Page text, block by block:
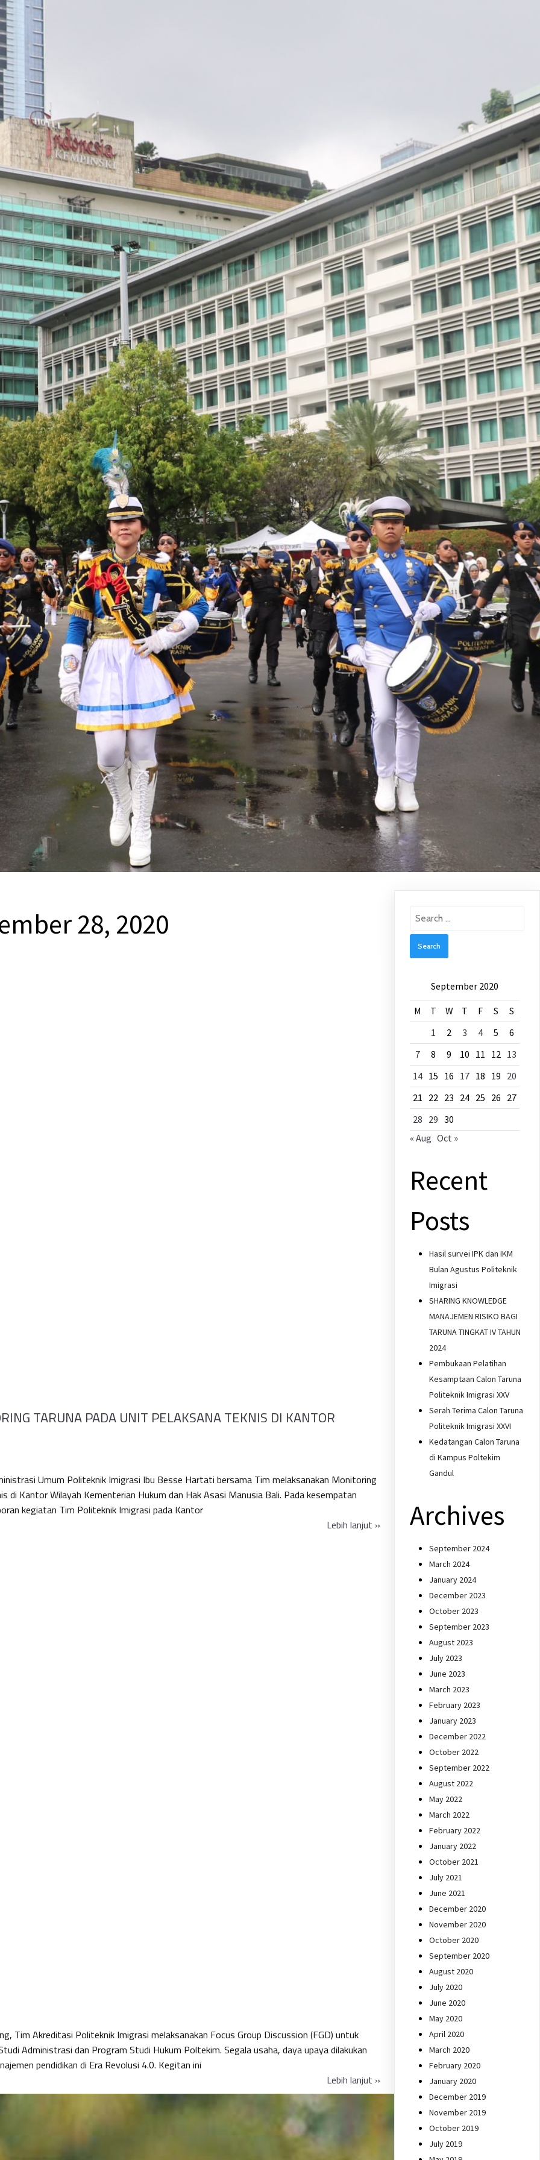
28, 2020
TARUNA PADA UNIT PELAKSANA TEKNIS DI KANTOR
Umum Politeknik Imigrasi Ibu Besse Hartati bersama Tim melaksanakan Monitoring
Kantor Wilayah Kementerian Hukum dan Hak Asasi Manusia Bali. Pada kesempatan
kegiatan Tim Politeknik Imigrasi pada Kantor
Lebih lanjut »
Tim Akreditasi Politeknik Imigrasi melaksanakan Focus Group Discussion (FGD) untuk
Administrasi dan Program Studi Hukum Poltekim. Segala usaha, daya upaya dilakukan
pendidikan di Era Revolusi 4.0. Kegitan ini
Lebih lanjut »
Search
September 2020
M T W T F S
S
1
2 3 4 5
6
7
8 9 10 11 12 13
14 15 16 17 18 19 20
21 22 23 24 25 26 27
28 29 30
« Aug Oct »
Recent
Posts
Hasil survei IPK dan IKM
Bulan Agustus Politeknik
Imigrasi
SHARING KNOWLEDGE
MANAJEMEN RISIKO BAGI
TARUNA TINGKAT IV TAHUN
2024
Pembukaan Pelatihan
Kesamptaan Calon Taruna
Politeknik Imigrasi XXV
Serah Terima Calon Taruna
Politeknik Imigrasi XXVI
Kedatangan Calon Taruna
di Kampus Poltekim
Gandul
Archives
September 2024
March 2024
January 2024
December 2023
October 2023
September 2023
August 2023
July 2023
June 2023
March 2023
February 2023
January 2023
December 2022
October 2022
September 2022
August 2022
May 2022
March 2022
February 2022
January 2022
October 2021
July 2021
June 2021
December 2020
November 2020
October 2020
September 2020
August 2020
July 2020
June 2020
May 2020
April 2020
March 2020
February 2020
January 2020
December 2019
November 2019
October 2019
July 2019